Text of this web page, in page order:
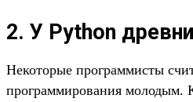
2. У Python
Некоторые программисты
программирования молодым.